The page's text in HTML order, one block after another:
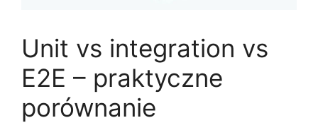
Unit vs integration vs
E2E – praktyczne
porównanie